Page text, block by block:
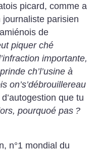
picard, comme a
journaliste parisien
de
piquer ché
importante,
prinde ch’l’usine à
on’s’débrouillereau
que tu
pourquoé pas ?
n°1 mondial du